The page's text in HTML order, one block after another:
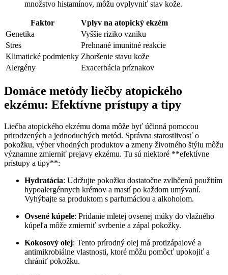
množstvo histamínov, môžu ovplyvniť stav kože.
Faktor
Vplyv na atopický ekzém
Genetika
Vyššie riziko vzniku
Stres
Prehnané imunitné reakcie
Klimatické podmienky Zhoršenie stavu kože
Alergény
Exacerbácia príznakov
Domáce metódy liečby atopického
ekzému: Efektívne prístupy a tipy
Liečba atopického ekzému doma môže byť účinná pomocou
prirodzených a jednoduchých metód. Správna starostlivosť o
pokožku, výber vhodných produktov a zmeny životného štýlu môžu
významne zmierniť prejavy ekzému. Tu sú niektoré **efektívne
prístupy a tipy**:
Hydratácia: Udržujte pokožku dostatočne zvlhčenú použitím
hypoalergénnych krémov a mastí po každom umývaní.
Vyhýbajte sa produktom s parfumáciou a alkoholom.
Ovsené kúpele: Pridanie mletej ovsenej múky do vlažného
kúpeľa môže zmierniť svrbenie a zápal pokožky.
Kokosový olej: Tento prírodný olej má protizápalové a
antimikrobiálne vlastnosti, ktoré môžu pomôcť upokojiť a
chrániť pokožku.